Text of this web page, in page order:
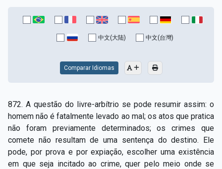
中文(大陆) 中文(台灣)
Comparar Idiomas
872. A questão do livre-arbítrio se pode resumir assim: o
homem não é fatalmente levado ao mal; os atos que pratica
não foram previamente determinados; os crimes que
comete não resultam de uma sentença do destino. Ele
pode, por prova e por expiação, escolher uma existência
em que seja incitado ao crime, quer pelo meio onde se